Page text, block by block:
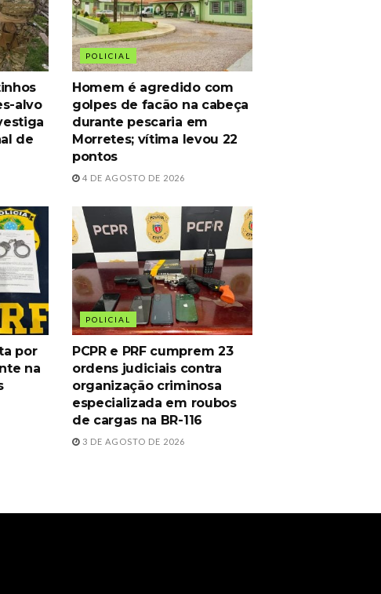
alvo
de
POLICIAL
Homem é agredido com
golpes de facão na cabeça
durante pescaria em
Morretes; vítima levou 22
pontos
4 DE AGOSTO DE 2026
por
na
POLICIAL
PCPR e PRF cumprem 23
ordens judiciais contra
organização criminosa
especializada em roubos
de cargas na BR-116
3 DE AGOSTO DE 2026